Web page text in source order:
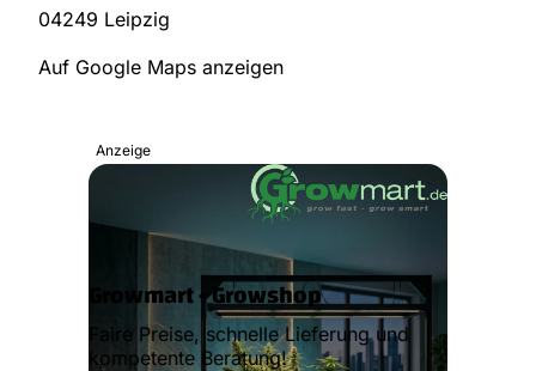
04249 Leipzig
Auf Google Maps anzeigen
Anzeige
Growmart - Growshop
Faire Preise, schnelle Lieferung und
kompetente Beratung!